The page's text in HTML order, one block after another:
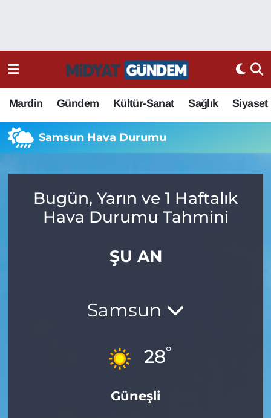
Mardin Gündem Kültür-Sanat Sağlık Siyaset
Samsun Hava Durumu
Bugün, Yarın ve 1 Haftalık
Hava Durumu Tahmini
ŞU AN
Samsun
28°
Güneşli